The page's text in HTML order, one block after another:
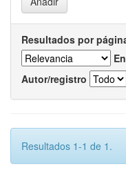
Resultados por
Autor/registro
Resultados 1-1 de 1.